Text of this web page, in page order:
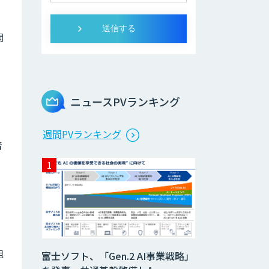
ニュースPVランキング
週間PVランキング
富士ソフト、「Gen.2 AI事業戦略」